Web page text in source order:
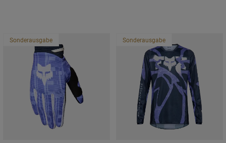
Sonderausgabe Sonderausgabe